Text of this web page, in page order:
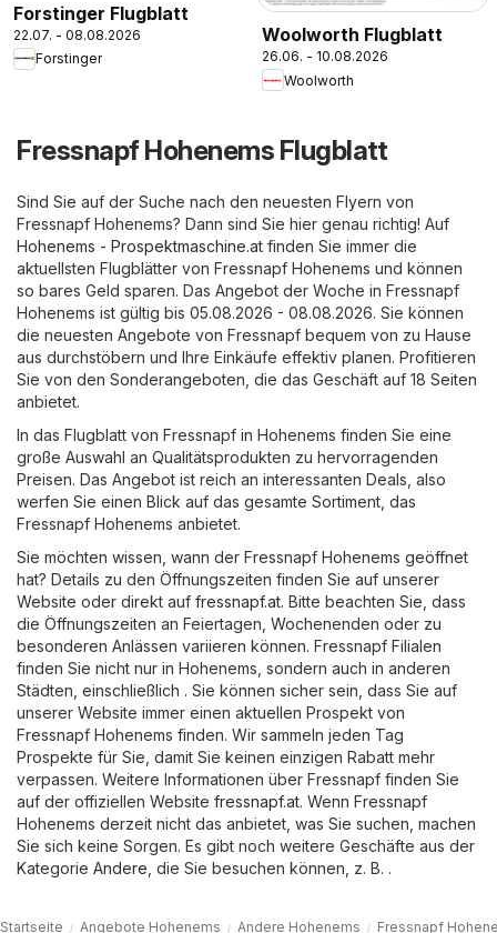
Forstinger Flugblatt
22.07. - 08.08.2026
Forstinger
Woolworth Flugblatt
26.06. - 10.08.2026
Woolworth
Fressnapf Hohenems Flugblatt
Sind Sie auf der Suche nach den neuesten Flyern von
Fressnapf Hohenems? Dann sind Sie hier genau richtig! Auf
Hohenems - Prospektmaschine.at finden Sie immer die
aktuellsten Flugblätter von Fressnapf Hohenems und können
so bares Geld sparen. Das Angebot der Woche in Fressnapf
Hohenems ist gültig bis 05.08.2026 - 08.08.2026. Sie können
die neuesten Angebote von Fressnapf bequem von zu Hause
aus durchstöbern und Ihre Einkäufe effektiv planen. Profitieren
Sie von den Sonderangeboten, die das Geschäft auf 18 Seiten
anbietet.
In das Flugblatt von Fressnapf in Hohenems finden Sie eine
große Auswahl an Qualitätsprodukten zu hervorragenden
Preisen. Das Angebot ist reich an interessanten Deals, also
werfen Sie einen Blick auf das gesamte Sortiment, das
Fressnapf Hohenems anbietet.
Sie möchten wissen, wann der Fressnapf Hohenems geöffnet
hat? Details zu den Öffnungszeiten finden Sie auf unserer
Website oder direkt auf fressnapf.at. Bitte beachten Sie, dass
die Öffnungszeiten an Feiertagen, Wochenenden oder zu
besonderen Anlässen variieren können. Fressnapf Filialen
finden Sie nicht nur in Hohenems, sondern auch in anderen
Städten, einschließlich . Sie können sicher sein, dass Sie auf
unserer Website immer einen aktuellen Prospekt von
Fressnapf Hohenems finden. Wir sammeln jeden Tag
Prospekte für Sie, damit Sie keinen einzigen Rabatt mehr
verpassen. Weitere Informationen über Fressnapf finden Sie
auf der offiziellen Website fressnapf.at. Wenn Fressnapf
Hohenems derzeit nicht das anbietet, was Sie suchen, machen
Sie sich keine Sorgen. Es gibt noch weitere Geschäfte aus der
Kategorie Andere, die Sie besuchen können, z. B. .
Startseite Angebote Hohenems Andere Hohenems Fressnapf